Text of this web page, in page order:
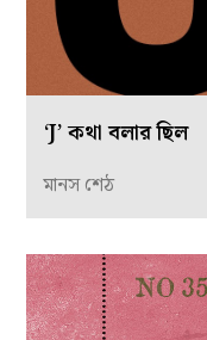
‘J’ কথা বলার ছিল
মানস শেঠ